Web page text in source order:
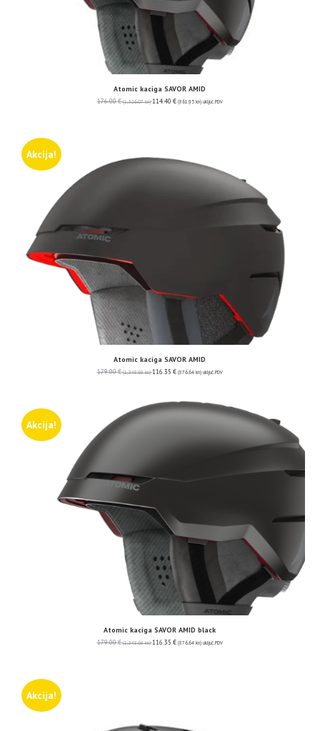
Atomic kaciga SAVOR AMID
176.00€ (1,326.07 kn) 114.40 € (861.95 kn) uključ. PDV
Akcija!
Atomic kaciga SAVOR AMID
179.00€ (1,348.68 kn) 116.35 € (876.64 kn) uključ. PDV
Akcija!
Atomic kaciga SAVOR AMID black
179.00€ (1,348.68 kn) 116.35 € (876.64 kn) uključ. PDV
Akcija!